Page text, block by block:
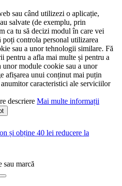
sau când utilizezi o aplicație,
salvate (de exemplu, prin
ca tu să decizi modul în care vei
controla personal utilizarea
sau a unor tehnologii similare. Fă
pentru a afla mai multe și pentru a
unor module cookie sau a unor
afișarea unui conținut mai puțin
caracteristici ale serviciilor
descriere Mai multe informații
și obține 40 lei reducere la
sau marcă